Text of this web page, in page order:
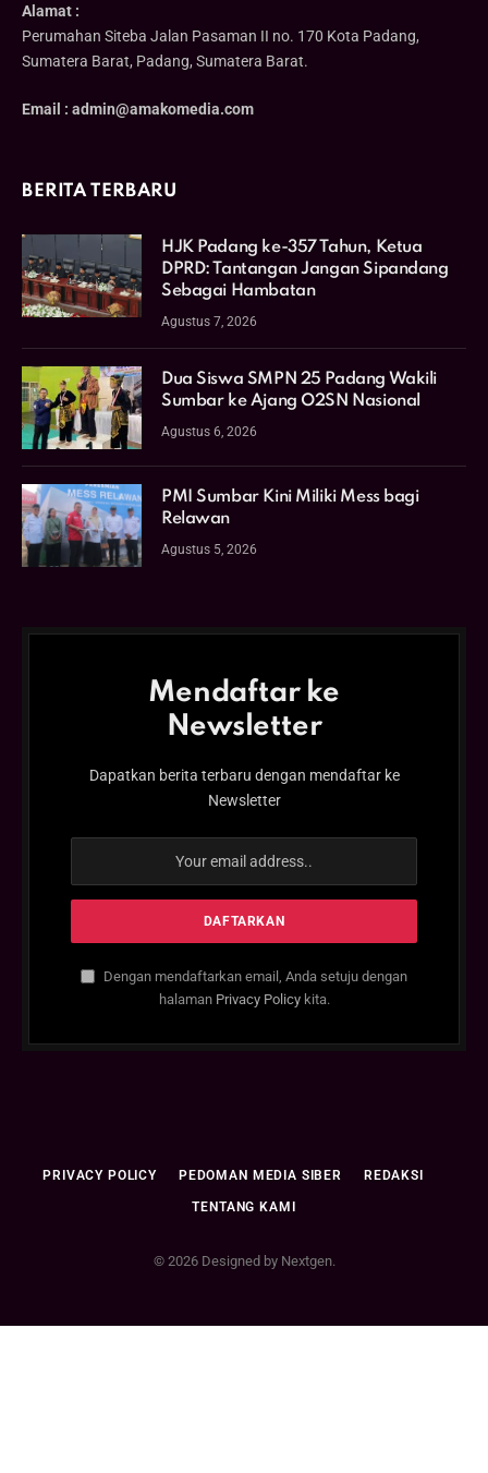
Alamat :
Perumahan Siteba Jalan Pasaman II no. 170 Kota Padang,
Sumatera Barat, Padang, Sumatera Barat.
Email : admin@amakomedia.com
BERITA TERBARU
HJK Padang ke-357 Tahun, Ketua
DPRD: Tantangan Jangan Sipandang
Sebagai Hambatan
Agustus 7, 2026
Dua Siswa SMPN 25 Padang Wakili
Sumbar ke Ajang O2SN Nasional
Agustus 6, 2026
PMI Sumbar Kini Miliki Mess bagi
Relawan
Agustus 5, 2026
Mendaftar ke
Newsletter
Dapatkan berita terbaru dengan mendaftar ke
Newsletter
Dengan mendaftarkan email, Anda setuju dengan
halaman Privacy Policykita.
PRIVACY POLICY PEDOMAN MEDIA SIBER REDAKSI
TENTANG KAMI
© 2026 Designed by Nextgen.